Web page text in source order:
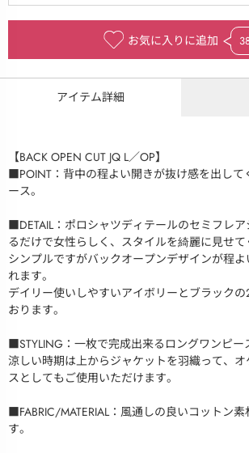
お気に入りに追加
アイテム詳細
【BACK OPEN CUT JQ L／OP】
■POINT：背中の程よい開きが抜け感を出して
ース。
■DETAIL：ポロシャツディテールのセミフレ
るだけで女性らしく、スタイルを綺麗に見せて
シンプルですがバックオープンデザインが程よ
れます。
デイリー使いしやすいアイボリーとブラック
おります。
■STYLING：一枚で完成出来るロングワンピー
涼しい時期は上からジャケットを羽織って、
スとしてもご使用いただけます。
■FABRIC/MATERIAL：風通しの良いコットン
す。